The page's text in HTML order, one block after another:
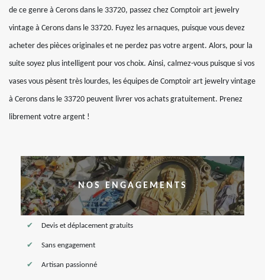
de ce genre à Cerons dans le 33720, passez chez Comptoir art jewelry
vintage à Cerons dans le 33720. Fuyez les arnaques, puisque vous devez
acheter des pièces originales et ne perdez pas votre argent. Alors, pour la
suite soyez plus intelligent pour vos choix. Ainsi, calmez-vous puisque si vos
vases vous pèsent très lourdes, les équipes de Comptoir art jewelry vintage
à Cerons dans le 33720 peuvent livrer vos achats gratuitement. Prenez
librement votre argent !
NOS ENGAGEMENTS
Devis et déplacement gratuits
Sans engagement
Artisan passionné